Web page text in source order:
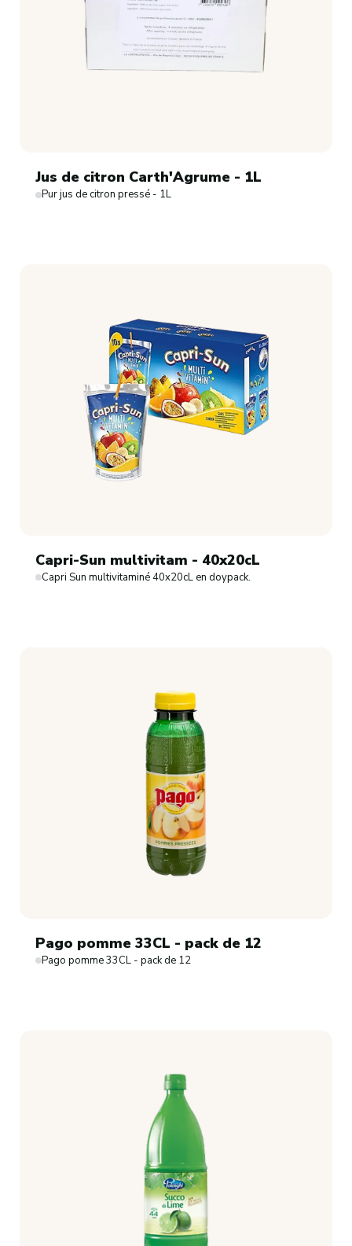
Jus de citron Carth'Agrume - 1L
Pur jus de citron pressé - 1L
Capri-Sun multivitam - 40x20cL
Capri Sun multivitaminé 40x20cL en doypack.
Pago pomme 33CL - pack de 12
Pago pomme 33CL - pack de 12